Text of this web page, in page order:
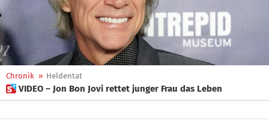
Chronik » Heldentat
 VIDEO – Jon Bon Jovi rettet junger Frau das Leben